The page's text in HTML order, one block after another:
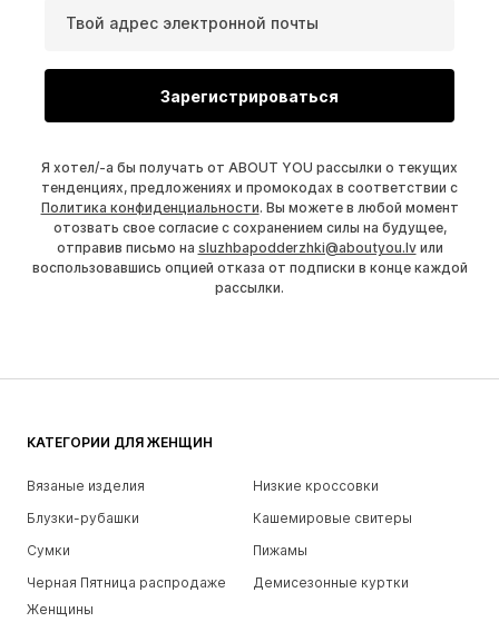
Твой адрес электронной почты
Зарегистрироваться
Я хотел/-а бы получать от ABOUT YOU рассылки о текущих
тенденциях, предложениях и промокодах в соответствии с
Политика конфиденциальности. Вы можете в любой момент
отозвать свое согласие с сохранением силы на будущее,
отправив письмо на sluzhbapodderzhki@aboutyou.lvили
воспользовавшись опцией отказа от подписки в конце каждой
рассылки.
КАТЕГОРИИ ДЛЯ ЖЕНЩИН
Вязаные изделия
Низкие кроссовки
Блузки-рубашки
Кашемировые свитеры
Сумки
Пижамы
Черная Пятница распродаже
Женщины
Демисезонные куртки